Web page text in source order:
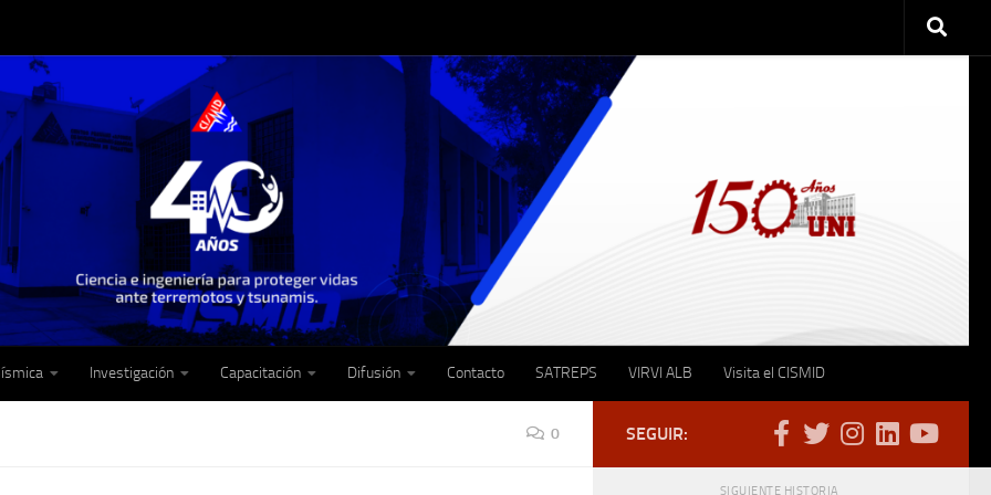
Investigación Capacitación Difusión Contacto SATREPS VIRVI ALB Visita el CISMID
0 SEGUIR:
SIGUIENTE HISTORIA